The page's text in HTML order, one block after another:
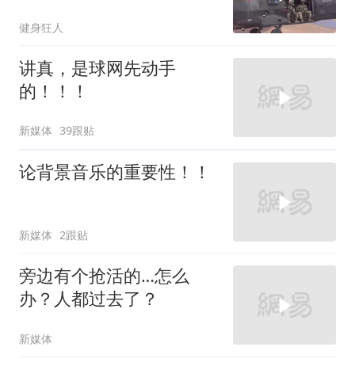
健身狂人
讲真，是球网先动手
的！！！
新媒体 39跟贴
论背景音乐的重要性！！
新媒体 2跟贴
旁边有个抢活的…怎么
办？人都过去了？
新媒体